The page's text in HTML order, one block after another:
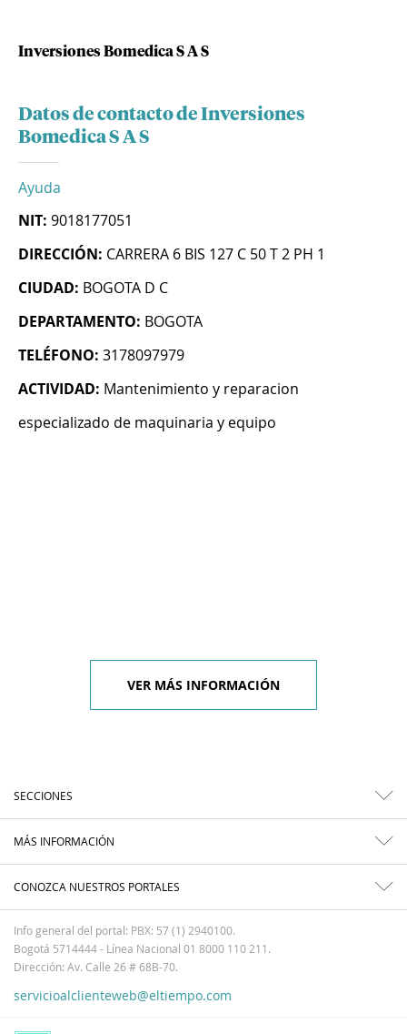
Inversiones Bomedica S A S
Datos de contacto de Inversiones
Bomedica S A S
Ayuda
NIT: 9018177051
DIRECCIÓN: CARRERA 6 BIS 127 C 50 T 2 PH 1
CIUDAD: BOGOTA D C
DEPARTAMENTO: BOGOTA
TELÉFONO: 3178097979
ACTIVIDAD: Mantenimiento y reparacion
especializado de maquinaria y equipo
VER MÁS INFORMACIÓN
SECCIONES
MÁS INFORMACIÓN
CONOZCA NUESTROS PORTALES
Info general del portal: PBX: 57 (1) 2940100.
Bogotá 5714444 - Línea Nacional 01 8000 110 211.
Dirección: Av. Calle 26 # 68B-70.
servicioalclienteweb@eltiempo.com